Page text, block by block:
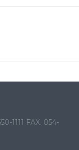
1111 FAX. 054-